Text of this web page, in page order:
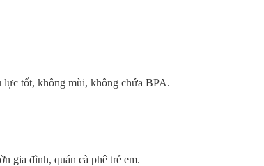
tốt, không mùi, không chứa BPA.
gia đình, quán cà phê trẻ em.